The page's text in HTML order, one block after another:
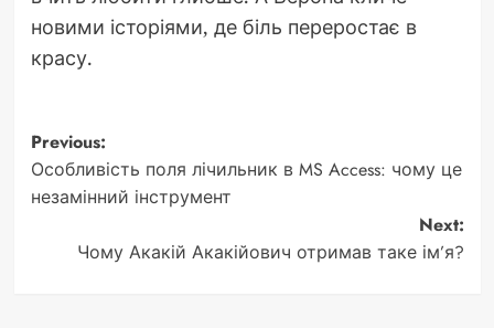
новими історіями, де біль переростає в
красу.
Post
navigation
Previous:
Особливість поля лічильник в MS Access: чому це
незамінний інструмент
Next:
Чому Акакій Акакійович отримав таке ім’я?